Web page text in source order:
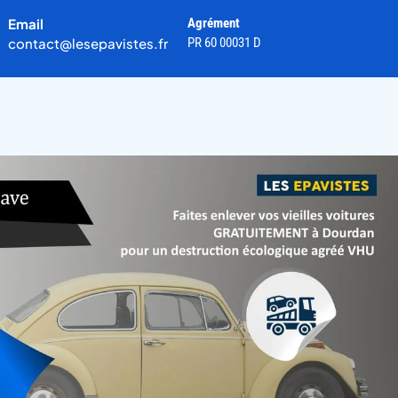
Email
contact@lesepavistes.fr
Agrément
PR 60 00031 D